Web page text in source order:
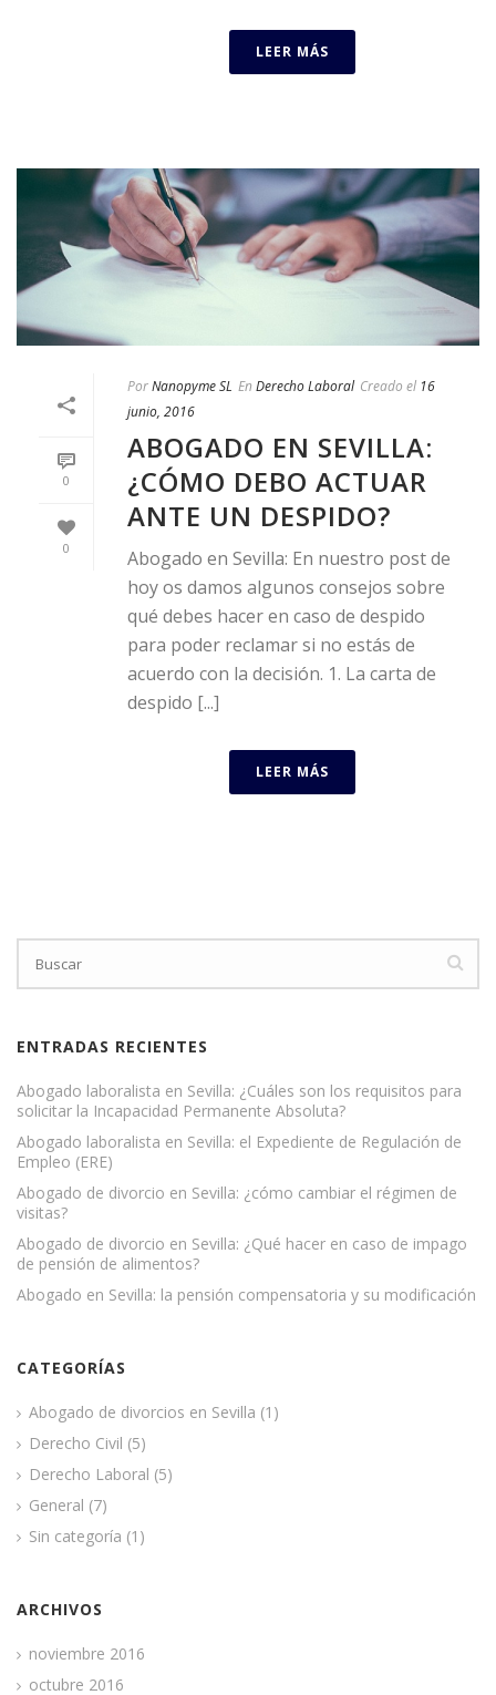
LEER MÁS
0
0
PorNanopyme SL En Derecho Laboral Creado el 16
junio, 2016
ABOGADO EN SEVILLA:
¿CÓMO DEBO ACTUAR
ANTE UN DESPIDO?
Abogado en Sevilla: En nuestro post de
hoy os damos algunos consejos sobre
qué debes hacer en caso de despido
para poder reclamar si no estás de
acuerdo con la decisión. 1. La carta de
despido [...]
LEER MÁS
ENTRADAS RECIENTES
Abogado laboralista en Sevilla: ¿Cuáles son los requisitos para
solicitar la Incapacidad Permanente Absoluta?
Abogado laboralista en Sevilla: el Expediente de Regulación de
Empleo (ERE)
Abogado de divorcio en Sevilla: ¿cómo cambiar el régimen de
visitas?
Abogado de divorcio en Sevilla: ¿Qué hacer en caso de impago
de pensión de alimentos?
Abogado en Sevilla: la pensión compensatoria y su modificación
CATEGORÍAS
Abogado de divorcios en Sevilla (1)
Derecho Civil (5)
Derecho Laboral (5)
General (7)
Sin categoría (1)
ARCHIVOS
noviembre 2016
octubre 2016